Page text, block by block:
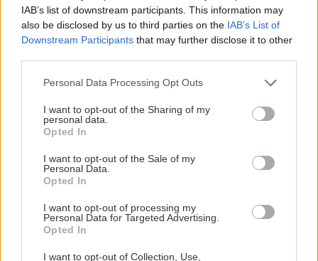
IAB’s list of downstream participants. This information may
also be disclosed by us to third parties on the IAB’s List of
Downstream Participants that may further disclose it to other
Please note that this website/app uses one or more Google
not limited to your visit or usage behaviour. You may click to
grant or deny consent to Google and its third-party tags to
use your data for below specified purposes in below Google
consent section.
Personal Data Processing Opt Outs
I want to opt-out of the Sharing of my
personal data.
Opted In
I want to opt-out of the Sale of my
Personal Data.
Opted In
I want to opt-out of processing my
Personal Data for Targeted Advertising.
Opted In
I want to opt-out of Collection, Use,
και τις προτάσεις που θα ενθουσιάσουν τα
πιτσιρίκια: Από την Κοιλάδα με τις Πεταλούδες ως
Καλλιθέας ως τα βραχάκια του Αγίου Παύλου που
προσφέρονται για βουτιές από εκείνες που
λατρεύουν τα (λίγο πιο μεγάλα) παιδιά, το μόνο
βέβαιο είναι ότι εδώ αποκλείεται να βαρεθείτε.
Πού θα βουτήξετε:
Πρασονησίου, στο νοτιότερο άκρο του νησιού.
Στην αγαπημένη των ντόπιων Γλύστρα, με την
χρυσαφένια άμμο και τα νερά να τα πιεις στο